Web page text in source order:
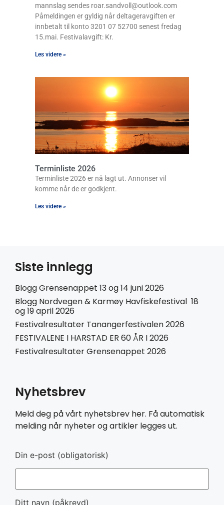
mannslag sendes roar.sandvoll@outlook.com
Påmeldingen er gyldig når deltageravgiften er
innbetalt til konto 3201 07 52700 senest fredag
15.mai. Festivalavgift: Kr.
Les videre »
Terminliste 2026
Terminliste 2026 er nå lagt ut. Annonser vil
komme når de er godkjent.
Les videre »
Siste innlegg
Blogg Grensenappet 13 og 14 juni 2026
Blogg Nordvegen & Karmøy Havfiskefestival 18
og 19 april 2026
Festivalresultater Tanangerfestivalen 2026
FESTIVALENE I HARSTAD ER 60 ÅR I 2026
Festivalresultater Grensenappet 2026
Nyhetsbrev
Meld deg på vårt nyhetsbrev her. Få automatisk
melding når nyheter og artikler legges ut.
Din e-post (obligatorisk)
Ditt navn (påkrevd)